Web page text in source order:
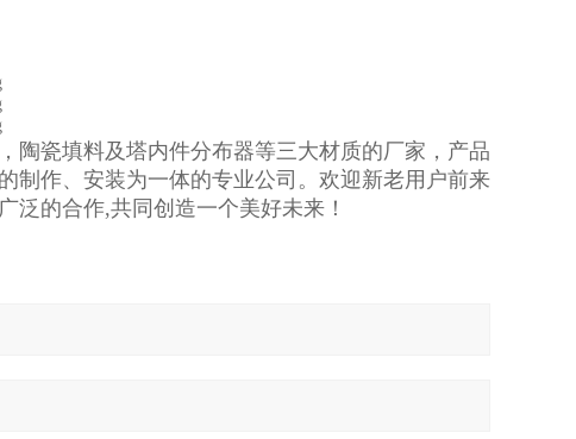
陶瓷填料及塔内件分布器等三大材质的厂家，产品
制作、安装为一体的专业公司。 欢迎新老用户前来
泛的合作,共同创造一个美好未来！